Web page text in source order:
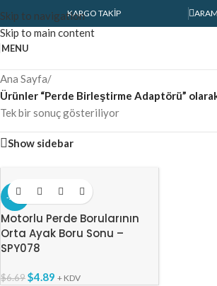
Skip to navigation
Skip to main content
KARGO TAKIP
MENU
Ana Sayfa/
Ürünler “Perde Birleştirme Adaptörü”
Tek bir sonuç gösteriliyor
Show sidebar
-27%
Motorlu Perde Borularının
Orta Ayak Boru Sonu –
SPY078
$6.69$4.89 + KDV